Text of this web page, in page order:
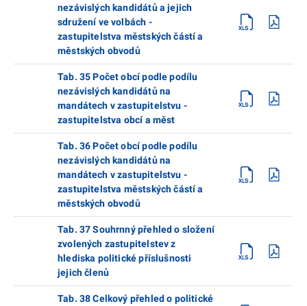
nezávislých kandidátů a jejich
sdružení ve volbách -
zastupitelstva městských částí a
městských obvodů
Tab. 35 Počet obcí podle podílu
nezávislých kandidátů na
mandátech v zastupitelstvu -
zastupitelstva obcí a měst
Tab. 36 Počet obcí podle podílu
nezávislých kandidátů na
mandátech v zastupitelstvu -
zastupitelstva městských částí a
městských obvodů
Tab. 37 Souhrnný přehled o složení
zvolených zastupitelstev z
hlediska politické příslušnosti
jejich členů
Tab. 38 Celkový přehled o politické